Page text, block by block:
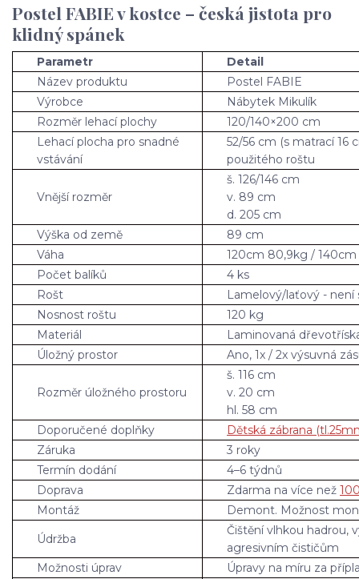
Postel FABIE v kostce – česká jistota pro
klidný spánek
Parametr
Detail
Název produktu
Postel FABIE
Výrobce
Nábytek Mikulík
Rozměr lehací plochy
120/140×200 cm
Lehací plocha pro snadné
vstávání
52/56 cm (s matrací 16
použitého roštu
Vnější rozměr
š. 126/146 cm
v. 89 cm
d. 205 cm
Výška od země
89 cm
Váha
120cm 80,9kg / 140cm
Počet balíků
4 ks
Rošt
Lamelový/laťový - není
Nosnost roštu
120 kg
Materiál
Laminovaná
Úložný prostor
Ano, 1x / 2x výsuvná
Rozměr úložného prostoru
š. 116 cm
v. 20 cm
hl. 58 cm
Doporučené doplňky
Dětská zábrana
Záruka
3 roky
Termín dodání
4–6 týdnů
Doprava
Zdarma na více než
Montáž
Demont. Možnost
Údržba
Čištění vlhkou hadrou,
agresivním čističům
Možnosti úprav
Úpravy na míru za